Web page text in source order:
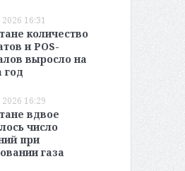
2026 16:31
количество
и POS-
выросло на
год
2026 16:29
вдвое
число
при
газа